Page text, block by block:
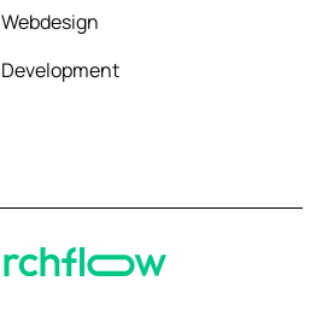
Webdesign
Development